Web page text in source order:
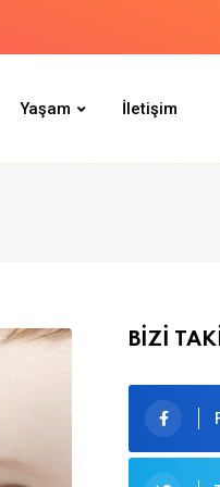
Yaşam İletişim
BİZİ